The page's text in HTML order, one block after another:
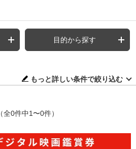
目的から探す
もっと詳しい条件で絞り込む
（全0件中1〜0件）